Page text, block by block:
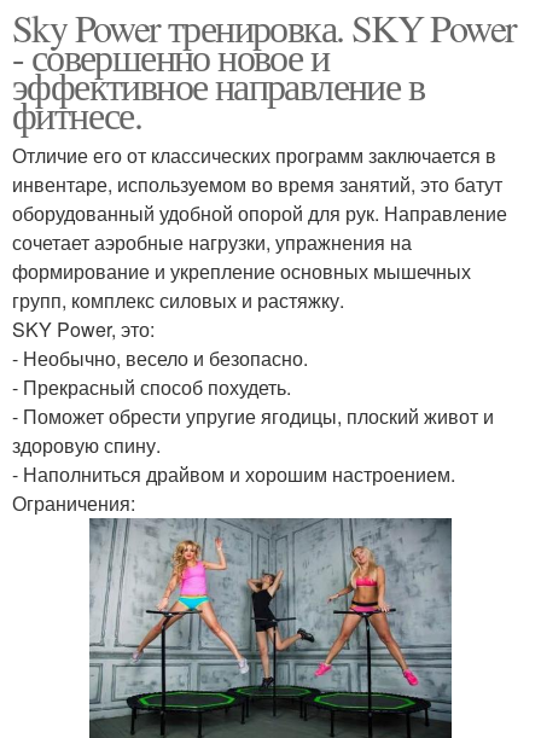
Sky Power тренировка. SKY Power
- совершенно новое и
эффективное направление в
фитнесе.
Отличие его от классических программ заключается в
инвентаре, используемом во время занятий, это батут
оборудованный удобной опорой для рук. Направление
сочетает аэробные нагрузки, упражнения на
формирование и укрепление основных мышечных
групп, комплекс силовых и растяжку.
SKY Power, это:
- Необычно, весело и безопасно.
- Прекрасный способ похудеть.
- Поможет обрести упругие ягодицы, плоский живот и
здоровую спину.
- Наполниться драйвом и хорошим настроением.
Ограничения: